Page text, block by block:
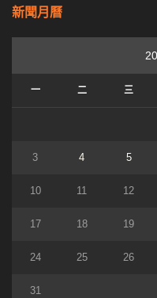
新聞月曆
一 二 三
3 4 5
10 11 12
17 18 19
24 25 26
31